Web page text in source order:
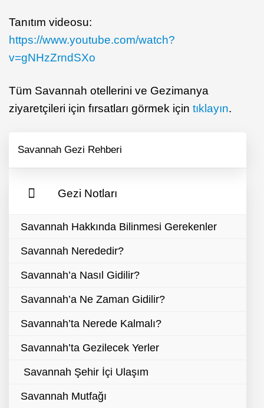
Tanıtım videosu:
https://www.youtube.com/watch?
v=gNHzZrndSXo
Tüm Savannah otellerini ve Gezimanya
ziyaretçileri için fırsatları görmek için tıklayın.
Savannah Gezi Rehberi
Gezi Notları
Savannah Hakkında Bilinmesi Gerekenler
Savannah Nerededir?
Savannah’a Nasıl Gidilir?
Savannah’a Ne Zaman Gidilir?
Savannah’ta Nerede Kalmalı?
Savannah’ta Gezilecek Yerler
Savannah Şehir İçi Ulaşım
Savannah Mutfağı